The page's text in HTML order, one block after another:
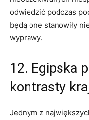
odwiedzić‌ podczas
będą one stanowiły
wyprawy.
12. Egipska
kontrasty
Jednym ⁤z